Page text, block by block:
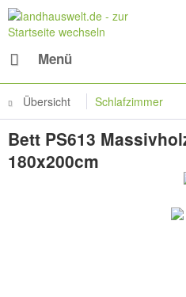
Menü
Übersicht Schlafzimmer
Bett PS613
180x200cm